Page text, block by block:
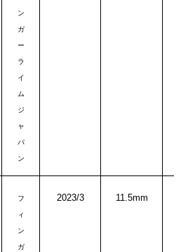
ン
ガ
ー
ラ
イ
ム
ジ
ャ
パ
ン
フ
ィ
ン
ガ
2023/3 11.5mm